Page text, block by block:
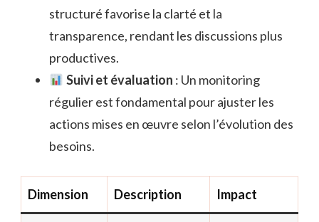
structuré favorise la clarté et la
transparence, rendant les discussions plus
productives.
Suivi et évaluation : Un monitoring
régulier est fondamental pour ajuster les
actions mises en œuvre selon l’évolution des
besoins.
Dimension Description Impact